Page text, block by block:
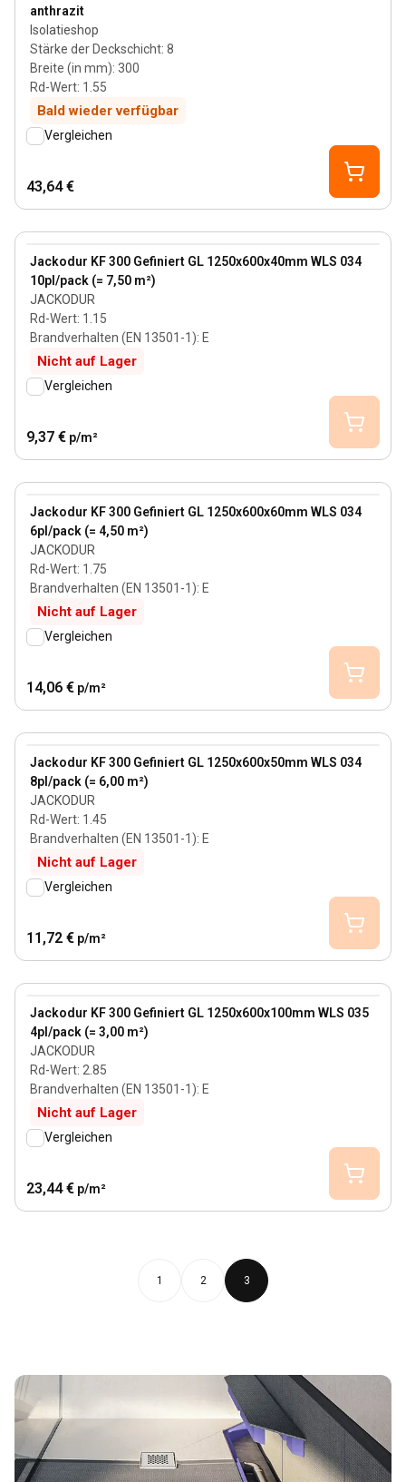
anthrazit
Isolatieshop
Stärke der Deckschicht: 8
Breite (in mm): 300
Rd-Wert: 1.55
Bald wieder verfügbar
Vergleichen
43,64 €
Jackodur KF 300 Gefiniert GL 1250x600x40mm WLS 034
10pl/pack (= 7,50 m²)
JACKODUR
Rd-Wert: 1.15
Brandverhalten (EN 13501-1): E
Nicht auf Lager
View product
Vergleichen
9,37 € p/m²
Jackodur KF 300 Gefiniert GL 1250x600x60mm WLS 034
6pl/pack (= 4,50 m²)
JACKODUR
Rd-Wert: 1.75
Brandverhalten (EN 13501-1): E
Nicht auf Lager
View product
Vergleichen
14,06 € p/m²
Jackodur KF 300 Gefiniert GL 1250x600x50mm WLS 034
8pl/pack (= 6,00 m²)
JACKODUR
Rd-Wert: 1.45
Brandverhalten (EN 13501-1): E
Nicht auf Lager
View product
Vergleichen
11,72 € p/m²
Jackodur KF 300 Gefiniert GL 1250x600x100mm WLS 035
4pl/pack (= 3,00 m²)
JACKODUR
Rd-Wert: 2.85
Brandverhalten (EN 13501-1): E
Nicht auf Lager
View product
Vergleichen
23,44 € p/m²
1 2 3